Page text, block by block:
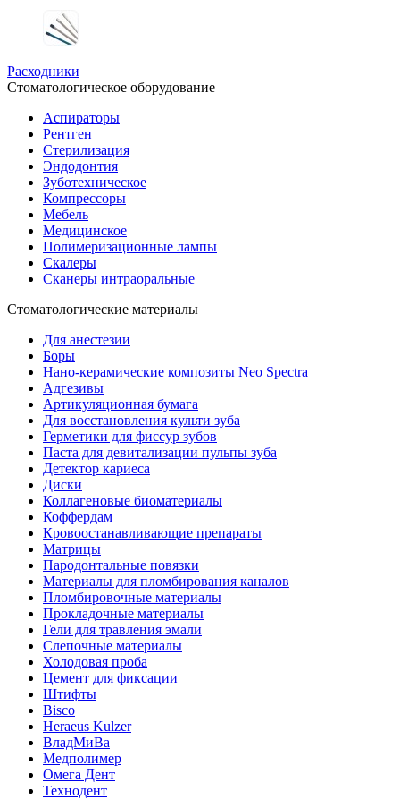
Расходники
Стоматологическое оборудование
Аспираторы
Рентген
Стерилизация
Эндодонтия
Зуботехническое
Компрессоры
Мебель
Медицинское
Полимеризационные лампы
Скалеры
Сканеры интраоральные
Стоматологические материалы
Для анестезии
Боры
Нано-керамические композиты Neo Spectra
Адгезивы
Артикуляционная бумага
Для восстановления культи зуба
Герметики для фиссур зубов
Паста для девитализации пульпы зуба
Детектор кариеса
Диски
Коллагеновые биоматериалы
Коффердам
Кровоостанавливающие препараты
Матрицы
Пародонтальные повязки
Материалы для пломбирования каналов
Пломбировочные материалы
Прокладочные материалы
Гели для травления эмали
Слепочные материалы
Холодовая проба
Цемент для фиксации
Штифты
Bisco
Heraeus Kulzer
ВладМиВа
Медполимер
Омега Дент
Технодент